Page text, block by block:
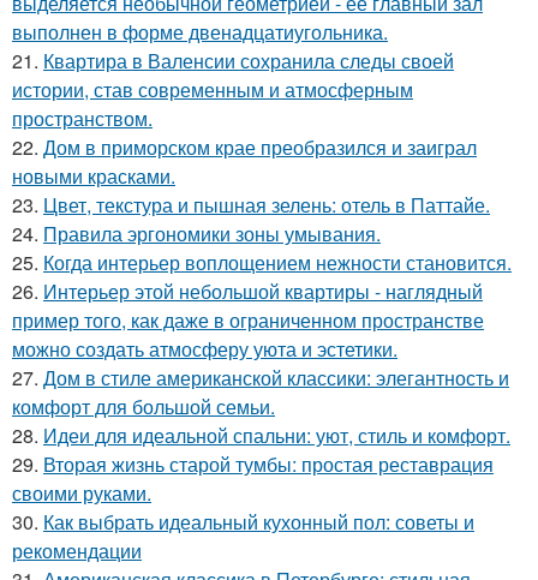
выполнен в форме двенадцатиугольника.
21. Квартира в Валенсии сохранила следы своей
истории, став современным и атмосферным
пространством.
22. Дом в приморском крае преобразился и заиграл
новыми красками.
23. Цвет, текстура и пышная зелень: отель в Паттайе.
24. Правила эргономики зоны умывания.
25. Когда интерьер воплощением нежности становится.
26. Интерьер этой небольшой квартиры - наглядный
пример того, как даже в ограниченном пространстве
можно создать атмосферу уюта и эстетики.
27. Дом в стиле американской классики: элегантность и
комфорт для большой семьи.
28. Идеи для идеальной спальни: уют, стиль и комфорт.
29. Вторая жизнь старой тумбы: простая реставрация
своими руками.
30. Как выбрать идеальный кухонный пол: советы и
рекомендации